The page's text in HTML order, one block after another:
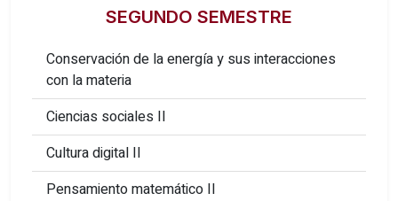
SEGUNDO SEMESTRE
Conservación de la energía y sus interacciones
con la materia
Ciencias sociales II
Cultura digital II
Pensamiento matemático II